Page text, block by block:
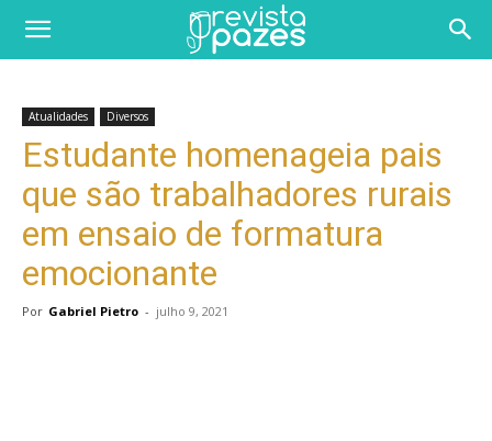
Atualidades Diversos
Estudante homenageia pais
que são trabalhadores rurais
em ensaio de formatura
emocionante
Por Gabriel Pietro - julho 9, 2021